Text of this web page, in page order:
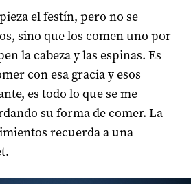
el festín, pero no se
sino que los comen uno por
la cabeza y las espinas. Es
con esa gracia y esos
es todo lo que se me
su forma de comer. La
recuerda a una